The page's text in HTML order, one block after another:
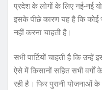
प्रदेश के लोगों के लिए नई-नई
इसके पीछे कारण यह है कि कोई
नहीं करना चाहती है।
सभी पार्टियों चाहती है कि उन्हें
ऐसे में किसानों सहित सभी वर्गों
रही है। फिर पुरानी योजनाओं